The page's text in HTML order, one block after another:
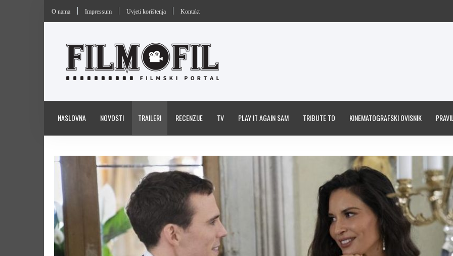
O nama Impressum Uvjeti korištenja Kontakt
NASLOVNA NOVOSTI TRAILERI RECENZIJE TV PLAY IT AGAIN SAM TRIBUTE TO KINEMATOGRAFSKI OVISNIK